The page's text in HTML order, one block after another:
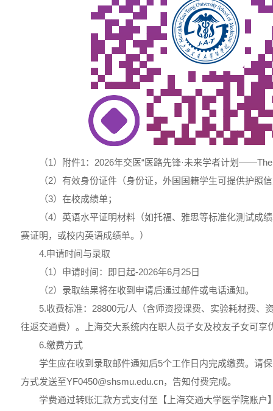
（1）附件1：2026年交医“医路先锋·未来学者计划
（2）有效身份证件（身份证，外国国籍学生可提供护照
（3）在校成绩单；
（4）英语水平证明材料（如托福、雅思等标准化测试成
赛证明，或校内英语成绩单。）
4.申请时间与录取
（1）申请时间：即日起-2026年6月25日
（2）录取结果将在收到申请后通过邮件或电话通知。
5.收费标准：28800元/人（含师资授课费、实验耗材费、
往返交通费）。上海交大系统内在职人员子女及校友子女可享
6.缴费方式
学生应在收到录取邮件通知后5个工作日内完成缴费。请
方式发送至YF0450@shsmu.edu.cn，告知付费完成。
学费通过转账汇款方式支付至【上海交通大学医学院账户